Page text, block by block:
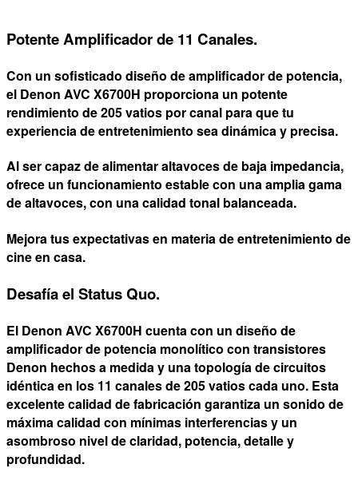
Potente Amplificador de 11 Canales.
Con un sofisticado diseño de amplificador de potencia,
el Denon AVC X6700H proporciona un potente
rendimiento de 205 vatios por canal para que tu
experiencia de entretenimiento sea dinámica y precisa.
Al ser capaz de alimentar altavoces de baja impedancia,
ofrece un funcionamiento estable con una amplia gama
de altavoces, con una calidad tonal balanceada.
Mejora tus expectativas en materia de entretenimiento de
cine en casa.
Desafía el Status Quo.
El Denon AVC X6700H cuenta con un diseño de
amplificador de potencia monolítico con transistores
Denon hechos a medida y una topología de circuitos
idéntica en los 11 canales de 205 vatios cada uno. Esta
excelente calidad de fabricación garantiza un sonido de
máxima calidad con mínimas interferencias y un
asombroso nivel de claridad, potencia, detalle y
profundidad.